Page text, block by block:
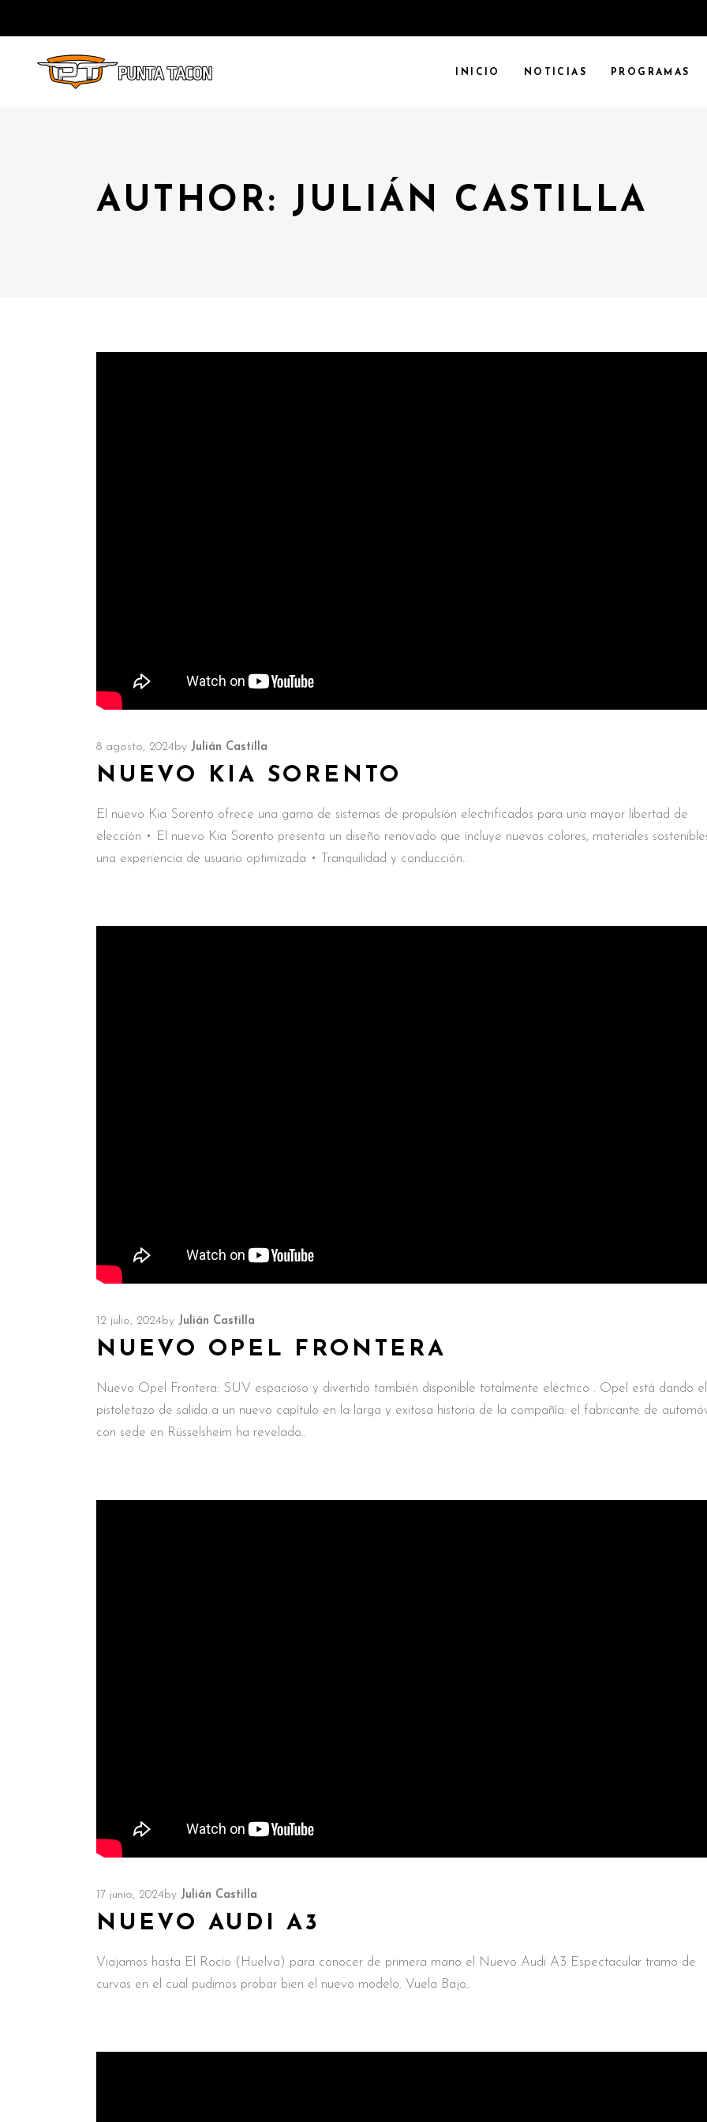
INICIO NOTICIAS PROGRAMAS
AUTHOR: JULIÁN CASTILLA
8 agosto, 2024 by Julián Castilla
NUEVO KIA SORENTO
El nuevo Kia Sorento ofrece una gama de sistemas de propulsión electrificados para una mayor libertad de
elección • El nuevo Kia Sorento presenta un diseño renovado que incluye nuevos colores, materiales
una experiencia de usuario optimizada • Tranquilidad y conducción
12 julio, 2024 by Julián Castilla
NUEVO OPEL FRONTERA
Nuevo Opel Frontera: SUV espacioso y divertido también disponible totalmente eléctrico . Opel está dando el
pistoletazo de salida a un nuevo capítulo en la larga y exitosa historia de la compañía: el fabricante de
con sede en Rüsselsheim ha revelado
17 junio, 2024 by Julián Castilla
NUEVO AUDI A3
Viajamos hasta El Rocio (Huelva) para conocer de primera mano el Nuevo Audi A3 Espectacular tramo de
curvas en el cual pudimos probar bien el nuevo modelo. Vuela Bajo